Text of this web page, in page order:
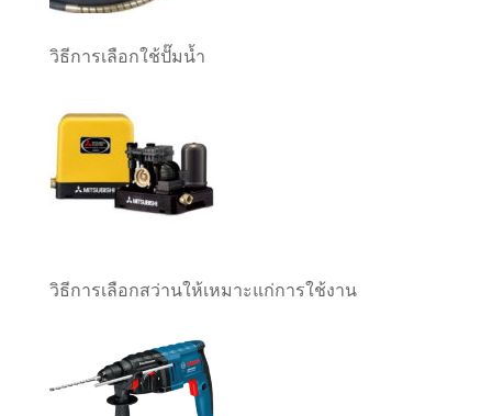
วิธีการเลือกใช้ปั๊มน้ำ
วิธีการเลือกสว่านให้เหมาะแก่การใช้งาน